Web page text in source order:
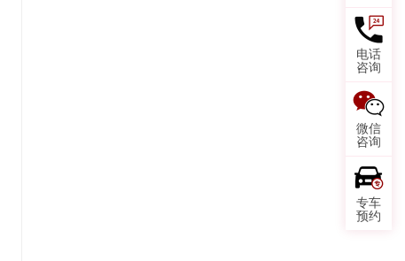
电话
咨询
微信
咨询
专车
预约